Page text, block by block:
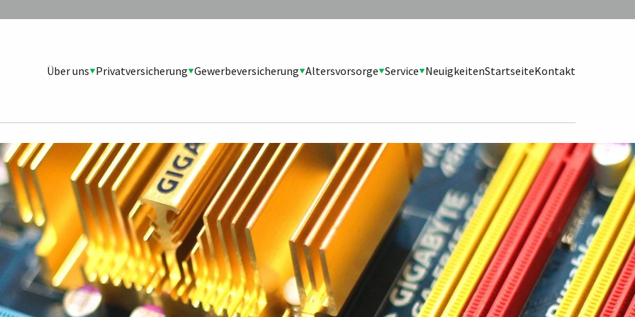
Über uns Privatversicherung Gewerbeversicherung Altersvorsorge Service NeuigkeitenStartseiteKontakt